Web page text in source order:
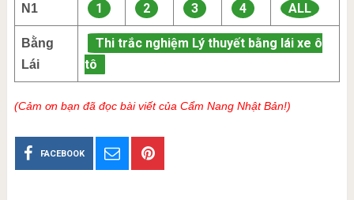
N1 1 2 3 4 ALL
Bằng
Lái
Thi trắc nghiệm Lý thuyết bằng lái xe ô
tô
(Cảm ơn bạn đã đọc bài viết của Cẩm Nang Nhật Bản!)
FACEBOOK